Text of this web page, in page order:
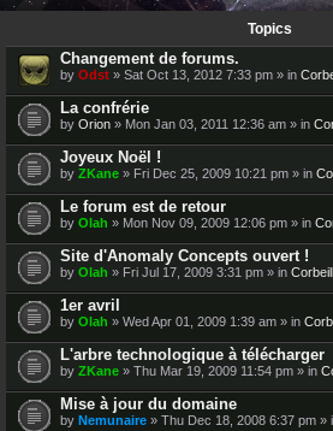
Topics
Changement de forums.
by Odst » Sat Oct 13, 2012 7:33 pm » in
La confrérie
by Orion » Mon Jan 03, 2011 12:36 am » in
Joyeux Noël !
by ZKane » Fri Dec 25, 2009 10:21 pm » in
Le forum est de retour
by Olah » Mon Nov 09, 2009 12:06 pm » in
Site d'Anomaly Concepts ouvert !
by Olah » Fri Jul 17, 2009 3:31 pm » in
1er avril
by Olah » Wed Apr 01, 2009 1:39 am » in
L'arbre technologique à télécharger
by ZKane » Thu Mar 19, 2009 11:54 pm » in
Mise à jour du domaine
by Nemunaire » Thu Dec 18, 2008 6:37 pm »